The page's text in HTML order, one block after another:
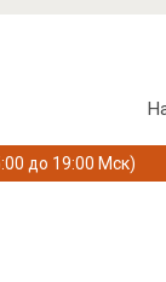
до 19:00 Мск)